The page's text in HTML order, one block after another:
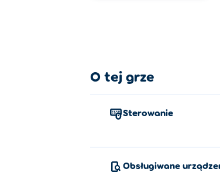
O tej grze
Sterowanie
Obsługiwane